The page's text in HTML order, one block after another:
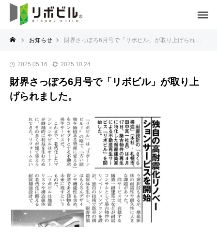
お知らせ 財界さっぽろ6月号で「リボビル」が取り上げられました。
2025.05.16 2025.10.24
財界さっぽろ6月号で「リボビル」が取り上
げられました。